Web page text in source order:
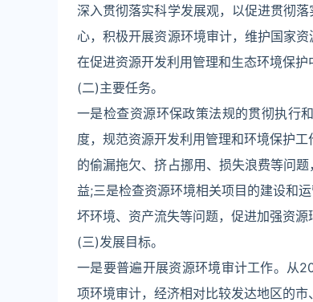
深入贯彻落实科学发展观，以促进贯彻
心，积极开展资源环境审计，维护国家
在促进资源开发利用管理和生态环境保护
(二)主要任务。
一是检查资源环保政策法规的贯彻执行
度，规范资源开发利用管理和环境保护
的偷漏拖欠、挤占挪用、损失浪费等问
益;三是检查资源环境相关项目的建设和
坏环境、资产流失等问题，促进加强资源
(三)发展目标。
一是要普遍开展资源环境审计工作。从
项环境审计，经济相对比较发达地区的市